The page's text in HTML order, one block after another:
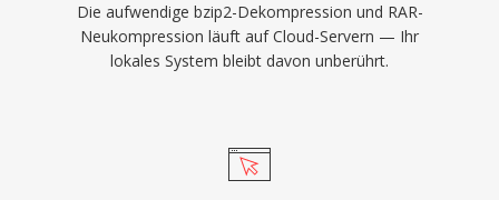
Die aufwendige bzip2-Dekompression und RAR-
Neukompression läuft auf Cloud-Servern — Ihr
lokales System bleibt davon unberührt.